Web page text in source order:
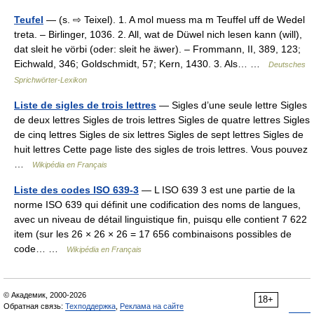
Teufel — (s. ⇨ Teixel). 1. A mol muess ma m Teuffel uff de Wedel
treta. – Birlinger, 1036. 2. All, wat de Düwel nich lesen kann (will),
dat sleit he vörbi (oder: sleit he äwer). – Frommann, II, 389, 123;
Eichwald, 346; Goldschmidt, 57; Kern, 1430. 3. Als… …
Deutsches
Sprichwörter-Lexikon
Liste de sigles de trois lettres — Sigles d’une seule lettre Sigles
de deux lettres Sigles de trois lettres Sigles de quatre lettres Sigles
de cinq lettres Sigles de six lettres Sigles de sept lettres Sigles de
huit lettres Cette page liste des sigles de trois lettres. Vous pouvez
Wikipédia en Français
Liste des codes ISO 639-3 — L ISO 639 3 est une partie de la
norme ISO 639 qui définit une codification des noms de langues,
avec un niveau de détail linguistique fin, puisqu elle contient 7 622
item (sur les 26 × 26 × 26 = 17 656 combinaisons possibles de
code… …
Wikipédia en Français
18+
© Академик, 2000-2026
Обратная связь: Техподдержка Реклама на сайте